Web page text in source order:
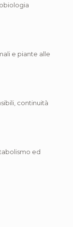
e piante alle
continuità
ed